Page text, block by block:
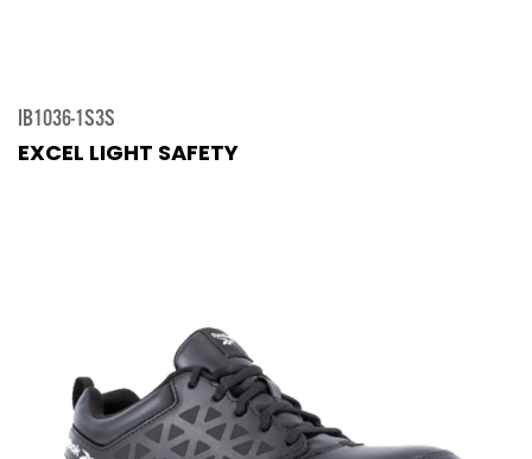
IB1036-1S3S
EXCEL LIGHT SAFETY